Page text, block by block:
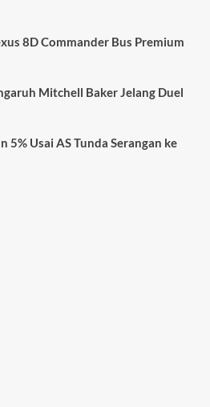
8D Commander Bus Premium
Mitchell Baker Jelang Duel
5% Usai AS Tunda Serangan ke